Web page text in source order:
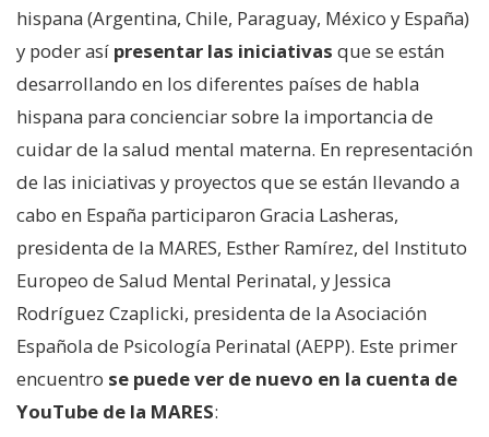
hispana (Argentina, Chile, Paraguay, México y España)
y poder así presentar las iniciativas que se están
desarrollando en los diferentes países de habla
hispana para concienciar sobre la importancia de
cuidar de la salud mental materna. En representación
de las iniciativas y proyectos que se están llevando a
cabo en España participaron Gracia Lasheras,
presidenta de la MARES, Esther Ramírez, del Instituto
Europeo de Salud Mental Perinatal, y Jessica
Rodríguez Czaplicki, presidenta de la Asociación
Española de Psicología Perinatal (AEPP). Este primer
encuentro se puede ver de nuevo en la cuenta de
YouTube de la MARES: